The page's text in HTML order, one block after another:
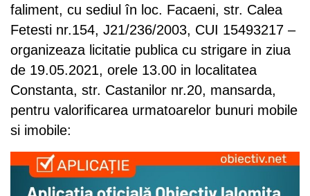
faliment, cu sediul în loc. Facaeni, str. Calea
Fetesti nr.154, J21/236/2003, CUI 15493217 –
organizeaza licitatie publica cu strigare in ziua
de 19.05.2021, orele 13.00 in localitatea
Constanta, str. Castanilor nr.20, mansarda,
pentru valorificarea urmatoarelor bunuri mobile
si imobile: